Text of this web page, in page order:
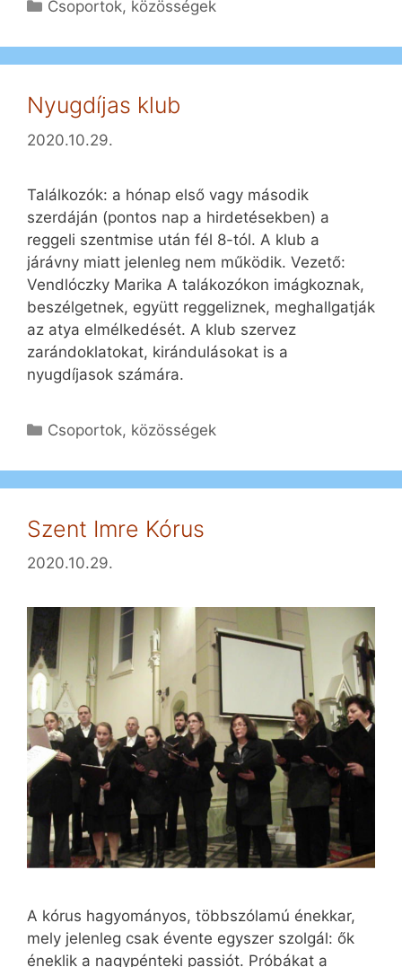
Csoportok, közösségek
Nyugdíjas klub
2020.10.29.
Találkozók: a hónap első vagy második
szerdáján (pontos nap a hirdetésekben) a
reggeli szentmise után fél 8-tól. A klub a
járávny miatt jelenleg nem működik. Vezető:
Vendlóczky Marika A talákozókon imágkoznak,
beszélgetnek, együtt reggeliznek, meghallgatják
az atya elmélkedését. A klub szervez
zarándoklatokat, kirándulásokat is a
nyugdíjasok számára.
Kategória
Csoportok, közösségek
Szent Imre Kórus
2020.10.29.
A kórus hagyományos, többszólamú énekkar,
mely jelenleg csak évente egyszer szolgál: ők
éneklik a nagypénteki passiót. Próbákat a